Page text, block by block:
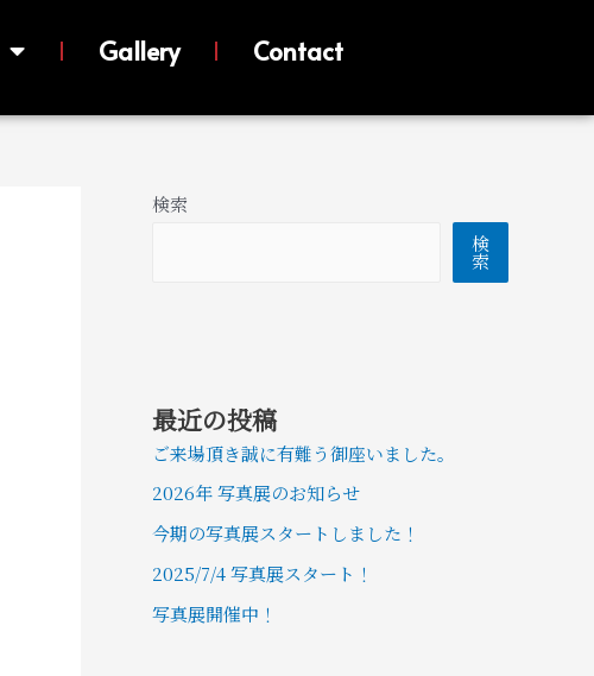
Gallery Contact
検索
検
索
最近の投稿
ご来場頂き誠に有難う御座いました。
2026年 写真展のお知らせ
今期の写真展スタートしました！
2025/7/4 写真展スタート！
写真展開催中！